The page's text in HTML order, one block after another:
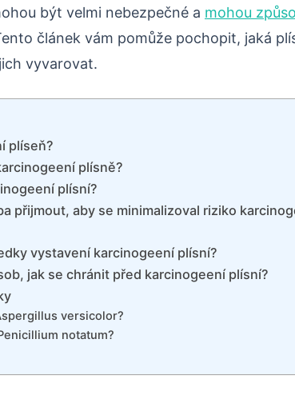
být velmi nebezpečné a mohou
článek vám pomůže pochopit, jaká
vyvarovat.
plíseň?
plísně?
plísní?
přijmout, aby se minimalizoval riziko
vystavení karcinogeení plísní?
jak se chránit před karcinogeení plísní?
versicolor?
notatum?